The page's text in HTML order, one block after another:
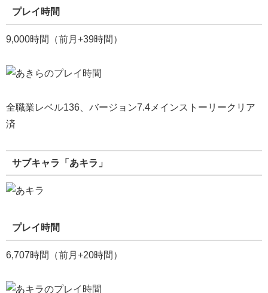
プレイ時間
9,000時間（前月+39時間）
全職業レベル136、バージョン7.4メインストーリークリア
済
サブキャラ「あキラ」
プレイ時間
6,707時間（前月+20時間）